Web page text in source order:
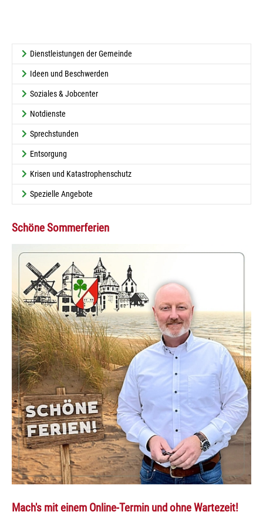
Dienstleistungen der Gemeinde
Ideen und Beschwerden
Soziales & Jobcenter
Notdienste
Sprechstunden
Entsorgung
Krisen und Katastrophenschutz
Spezielle Angebote
Schöne Sommerferien
Mach's mit einem Online-Termin und ohne Wartezeit!